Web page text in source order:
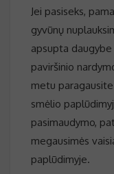
Jei pasiseks,
gyvūnų
apsupta daugybe
paviršinio
metu
smėlio
pasimaudymo,
megausimės
paplūdimyje.